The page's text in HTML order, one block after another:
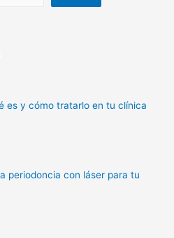
es y cómo tratarlo en tu clínica
periodoncia con láser para tu